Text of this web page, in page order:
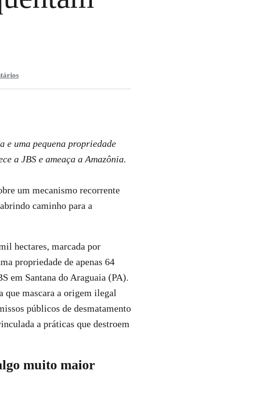
e uma pequena propriedade
a JBS e ameaça a Amazônia.
um mecanismo recorrente
caminho para a
hectares, marcada por
propriedade de apenas 64
em Santana do Araguaia (PA).
que mascara a origem ilegal
públicos de desmatamento
a práticas que destroem
muito maior